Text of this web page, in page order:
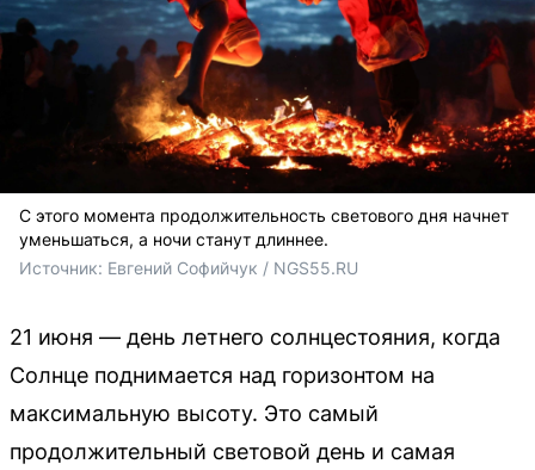
С этого момента продолжительность светового дня начнет
уменьшаться, а ночи станут длиннее.
Источник: Евгений Софийчук / NGS55.RU
21 июня — день летнего солнцестояния, когда
Солнце поднимается над горизонтом на
максимальную высоту. Это самый
продолжительный световой день и самая